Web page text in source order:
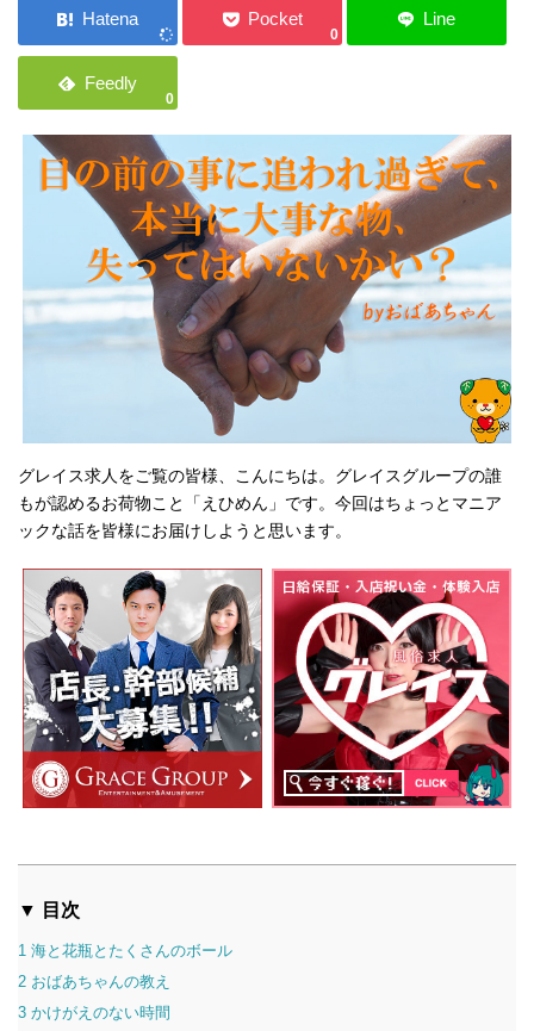
0
0
グレイス求人をご覧の皆様、こんにちは。グレイスグループの誰
もが認めるお荷物こと「えひめん」です。今回はちょっとマニア
ックな話を皆様にお届けしようと思います。
▼ 目次
1 海と花瓶とたくさんのボール
2 おばあちゃんの教え
3 かけがえのない時間